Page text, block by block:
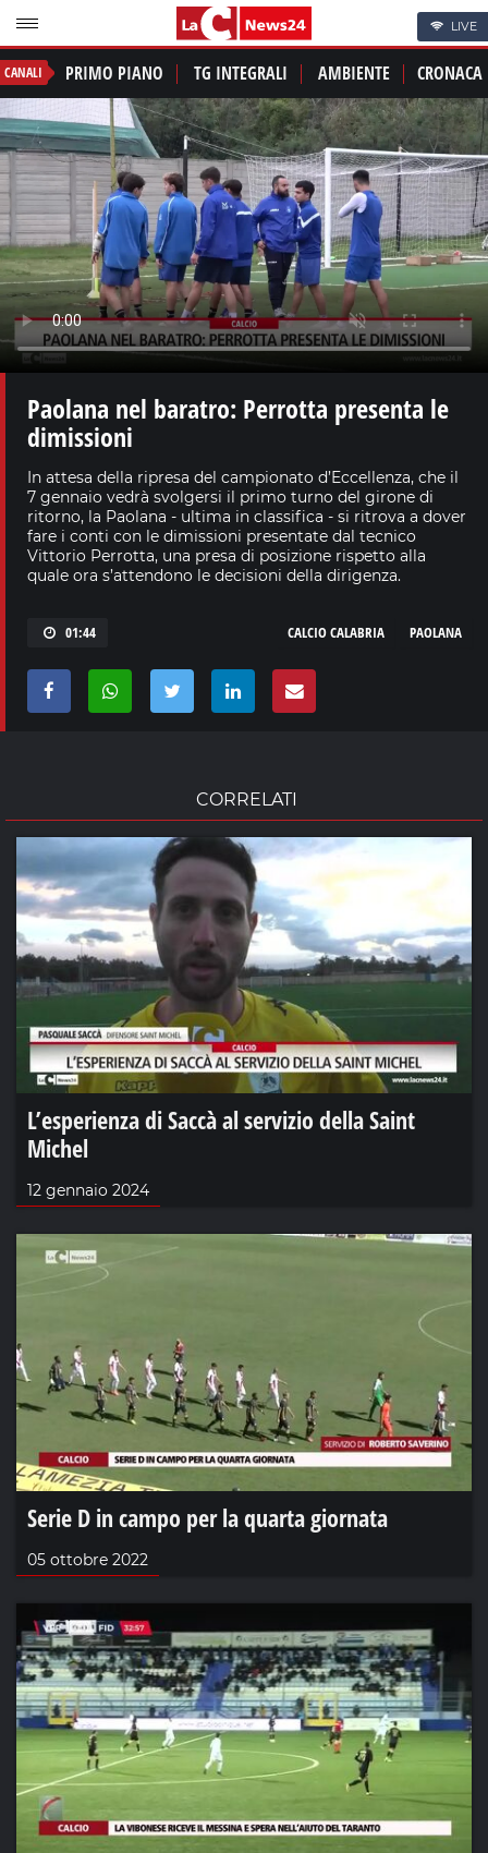
LIVE
CANALI PRIMO PIANO TG INTEGRALI AMBIENTE CRONACA
Paolana nel baratro: Perrotta presenta le
dimissioni
In attesa della ripresa del campionato d’Eccellenza, che il
7 gennaio vedrà svolgersi il primo turno del girone di
ritorno, la Paolana - ultima in classifica - si ritrova a dover
fare i conti con le dimissioni presentate dal tecnico
Vittorio Perrotta, una presa di posizione rispetto alla
quale ora s’attendono le decisioni della dirigenza.
01:44 PAOLANA
CALCIO CALABRIA
CORRELATI
L’esperienza di Saccà al servizio della Saint
Michel
12 gennaio 2024
Serie D in campo per la quarta giornata
05 ottobre 2022